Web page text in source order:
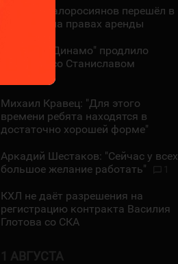
Даниил Малоросиянов перешёл в
"Шанхай" на правах аренды
Минское "Динамо" продлило
контракт со Станиславом
Михаил Кравец: "Для этого
времени ребята находятся в
достаточно хорошей форме"
Аркадий Шестаков: "Сейчас у всех
большое желание работать"
КХЛ не даёт разрешения на
регистрацию контракта Василия
Глотова со СКА
1 АВГУСТА